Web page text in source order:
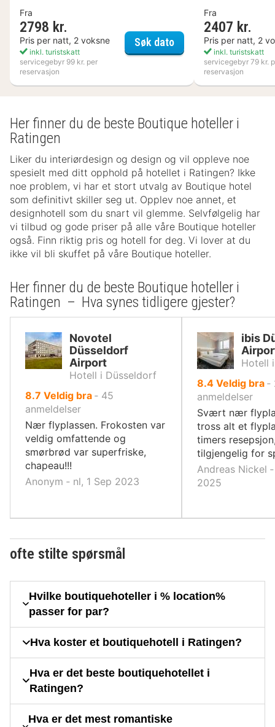
Fra
2798 kr.
Pris per natt, 2 voksne
inkl. turistskatt
servicegebyr 99 kr. per
reservasjon
Søk datoNynäs Havsbad
Fra
2407 kr.
Pris per natt, 2
inkl. turistskatt
servicegebyr 79 kr.
reservasjon
Her finner du de beste Boutique hoteller i
Ratingen
Liker du interiørdesign og design og vil oppleve noe
spesielt med ditt opphold på hotellet i Ratingen? Ikke
noe problem, vi har et stort utvalg av Boutique hotel
som definitivt skiller seg ut. Opplev noe annet, et
designhotell som du snart vil glemme. Selvfølgelig har
vi tilbud og gode priser på alle våre Boutique hoteller
også. Finn riktig pris og hotell for deg. Vi lover at du
ikke vil bli skuffet på våre Boutique hoteller.
Her finner du de beste Boutique hoteller i
Ratingen – Hva synes tidligere gjester?
Novotel
Düsseldorf
Airport
Hotell i Düsseldorf
8.7 av
10,
Veldig bra ‐ 45
anmeldelser
Nær flyplassen. Frokosten var
veldig omfattende og
smørbrød var superfriske,
chapeau!!!
Anonym ‐ nl, 1 Sep 2023
ibis
Hotell
8.4av
10,
Veldig bra ‐
anmeldelser
Svært nær
tross alt et
timers
tilgjengelig for
Andreas Nickel
2025
ofte stilte spørsmål
Hvilke boutiquehoteller i % location%
passer for par?
Hva koster et boutiquehotell i Ratingen?
Hva er det beste boutiquehotellet i
Ratingen?
Hva er det mest romantiske